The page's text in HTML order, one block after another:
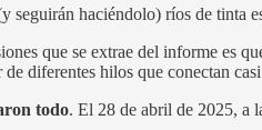
seguirán haciéndolo) ríos de tinta
que se extrae del informe es
diferentes hilos que conectan
todo. El 28 de abril de 2025, a